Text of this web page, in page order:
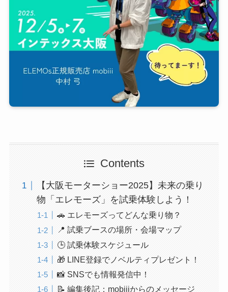
Contents
【大阪モーターショー2025】未来の乗り
物「エレモーズ」を試乗体験しよう！
🚗 エレモーズってどんな乗り物？
📍 試乗ブースの場所・会場マップ
🕒 試乗体験スケジュール
🎁 LINE登録でノベルティプレゼント！
📸 SNSでも情報発信中！
📝 編集後記：mobiiiからのメッセージ